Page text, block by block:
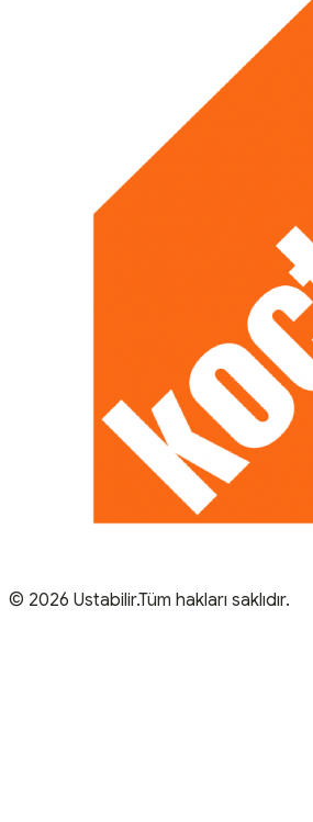
© 2026 Ustabilir.Tüm hakları saklıdır.